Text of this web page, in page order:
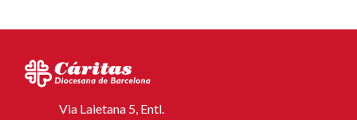
Via Laietana 5, Entl.